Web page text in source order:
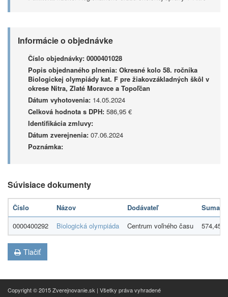
Informácie o objednávke
Číslo objednávky: 0000401028
Popis objednaného plnenia: Okresné kolo 58. ročníka
Biologickej olympiády kat. F pre žiakovzákladných škôl v
okrese Nitra, Zlaté Moravce a Topoľčan
Dátum vyhotovenia: 14.05.2024
Celková hodnota s DPH: 586,95 €
Identifikácia zmluvy:
Dátum zverejnenia: 07.06.2024
Poznámka:
Súvisiace dokumenty
Číslo Názov Dodávateľ
Suma
0000400292
Biologická olympiáda Centrum voľného času 574,45 €
Tlačiť
Copyright © 2015 Zverejnovanie.sk | Všetky práva vyhradené